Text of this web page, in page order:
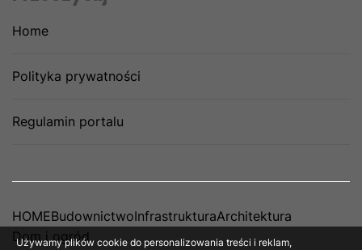
Home
Polityka prywatności
Regulamin portalu
HOMEBudownictwoInfrastrukturaArchitektura
Dom i ogród
Używamy plików cookie do personalizowania treści i reklam,